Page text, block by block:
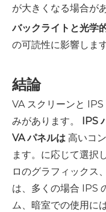
が大きくなる場合が
バックライトと光学
の可読性に影響します
結論
VA スクリーンと
みがあります。
IPS
VA パネルは 高いコ
ます。に応じて選択
ロのグラフィックス
は、多くの場合 IPS
ム、暗室での使用に